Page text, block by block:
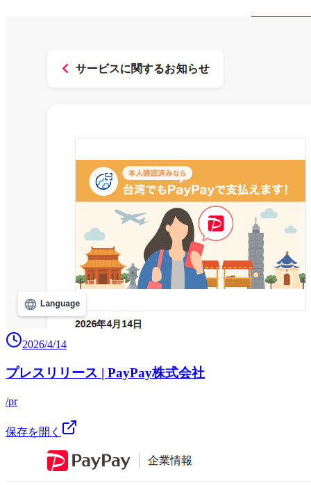
2026/4/14
プレスリリース | PayPay株式会社
/pr
保存を開く